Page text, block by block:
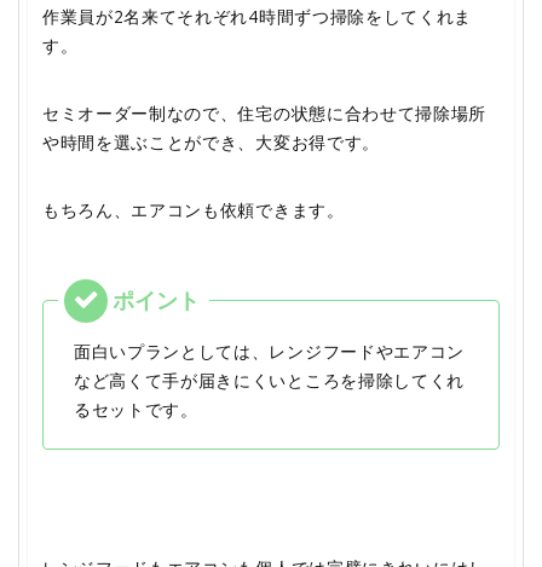
作業員が2名来てそれぞれ4時間ずつ掃除をしてくれま
す。
セミオーダー制なので、住宅の状態に合わせて掃除場所
や時間を選ぶことができ、大変お得です。
もちろん、エアコンも依頼できます。
面白いプランとしては、レンジフードやエアコン
など高くて手が届きにくいところを掃除してくれ
るセットです。